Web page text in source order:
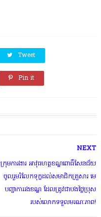
Tweet
Pin it
NEXT
ក្រុមការងារ អាវុធហត្ថខណ្ឌពោធិ៍សែនជ័យ
ចូលរួមរំលែកទុក្ខដល់សមាជិកគ្រួសារ មេ
បញ្ជាការរងខណ្ឌ ដែលត្រូវជាបងថ្លៃប្រុស
របស់លោកទទួលមរណៈភាព!